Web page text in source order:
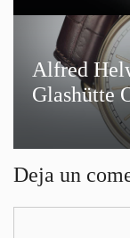
Alfred
Glashütte
Deja un